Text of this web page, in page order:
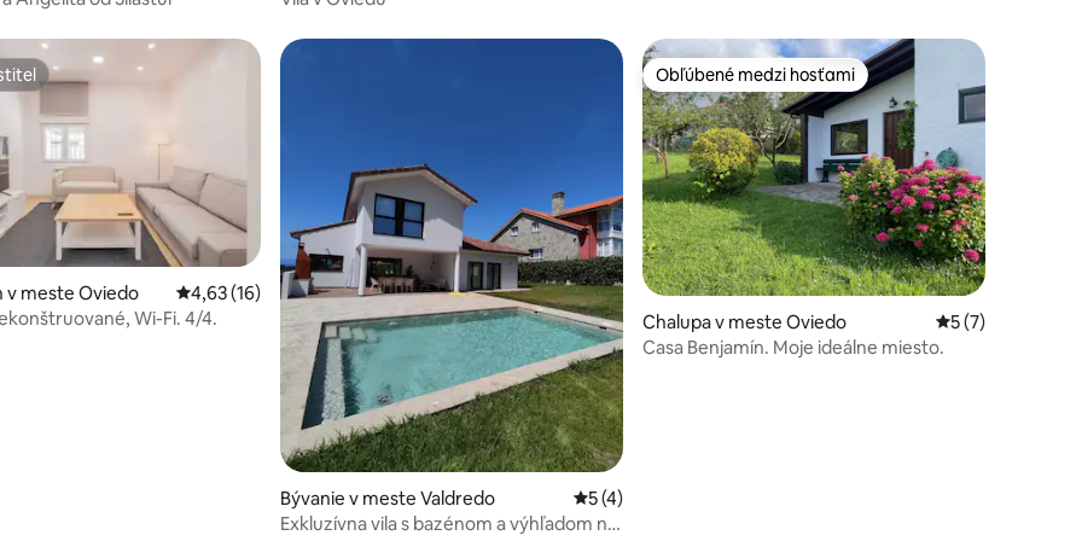
5 z 5, počet hodnotení: 28
v meste Oviedo Priemerné ohodnotenie 4,63 z 5, počet hodnotení: 16
4,63 (16)
Wi-Fi. 4/4.
Bývanie v meste Valdredo Priemerné ohodnotenie 5 z 5, počet hodnotení: 4
5 (4)
Exkluzívna vila s bazénom a výhľadom na
Obľúbené medzi hosťami
Obľúbené medzi hosťami
Chalupa v meste Oviedo Priemerné
5 (7)
Casa Benjamín. Moje ideálne miesto.